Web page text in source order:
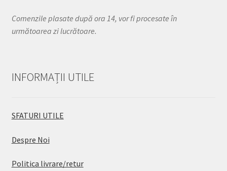
Comenzile plasate după ora 14, vor fi procesate în
următoarea zi lucrătoare.
INFORMAȚII UTILE
SFATURI UTILE
Despre Noi
Politica livrare/retur